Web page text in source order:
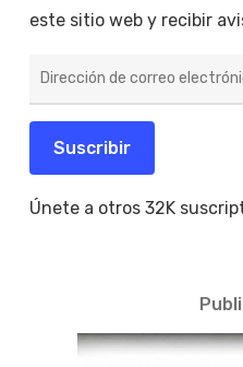
este sitio web y recibir
de
electrónico
Suscribir
Únete a otros 32K